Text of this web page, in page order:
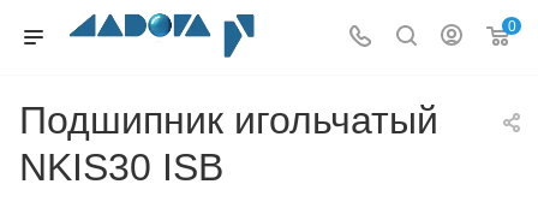
0
Подшипник игольчатый
NKIS30 ISB